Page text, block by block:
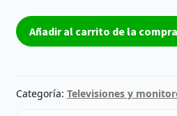
Peana
TV
32301
Reacondicionado
Añadir al carrito de la compra
Categoría: Televisiones y